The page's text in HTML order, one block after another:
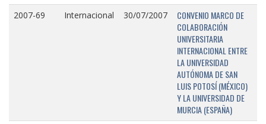
2007-69 Internacional 30/07/2007
CONVENIO MARCO DE
COLABORACIÓN
UNIVERSITARIA
INTERNACIONAL ENTRE
LA UNIVERSIDAD
AUTÓNOMA DE SAN
LUIS POTOSÍ (MÉXICO)
Y LA UNIVERSIDAD DE
MURCIA (ESPAÑA)